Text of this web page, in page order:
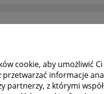
cookie, aby umożliwić
informacje
partnerzy, z którymi